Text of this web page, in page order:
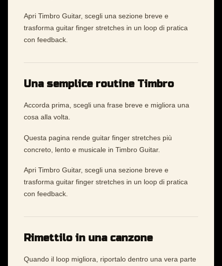
Apri Timbro Guitar, scegli una sezione breve e
trasforma guitar finger stretches in un loop di pratica
con feedback.
Una semplice routine Timbro
Accorda prima, scegli una frase breve e migliora una
cosa alla volta.
Questa pagina rende guitar finger stretches più
concreto, lento e musicale in Timbro Guitar.
Apri Timbro Guitar, scegli una sezione breve e
trasforma guitar finger stretches in un loop di pratica
con feedback.
Rimettilo in una canzone
Quando il loop migliora, riportalo dentro una vera parte